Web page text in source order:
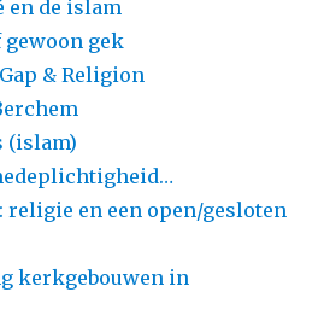
en de islam
gewoon gek
& Religion
(islam)
religie en een open/gesloten
kerkgebouwen in